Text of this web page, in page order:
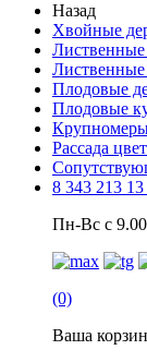
Назад
Хвойные
Лиственные
Лиственные
Плодовые
Плодовые
Рассада
8 343 213 13
Пн-Вс с
(0)
Ваша